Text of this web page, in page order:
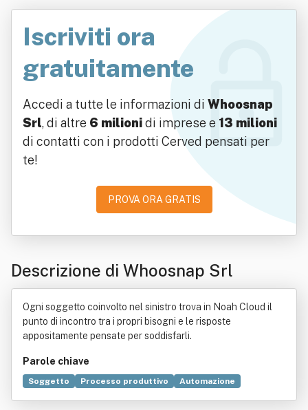
Iscriviti ora
gratuitamente
Accedi a tutte le informazioni di Whoosnap
Srl, di altre 6 milionidi imprese e 13 milioni
di contatti con i prodotti Cerved pensati per
te!
PROVA ORA GRATIS
Descrizione di Whoosnap Srl
Ogni soggetto coinvolto nel sinistro trova in Noah Cloud il
punto di incontro tra i propri bisogni e le risposte
appositamente pensate per soddisfarli.
Parole chiave
Soggetto Processo produttivo
Automazione